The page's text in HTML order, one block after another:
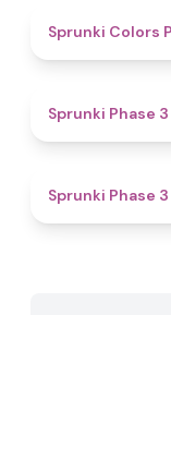
Sprunki Colors
Sprunki Phase
Sprunki Phase